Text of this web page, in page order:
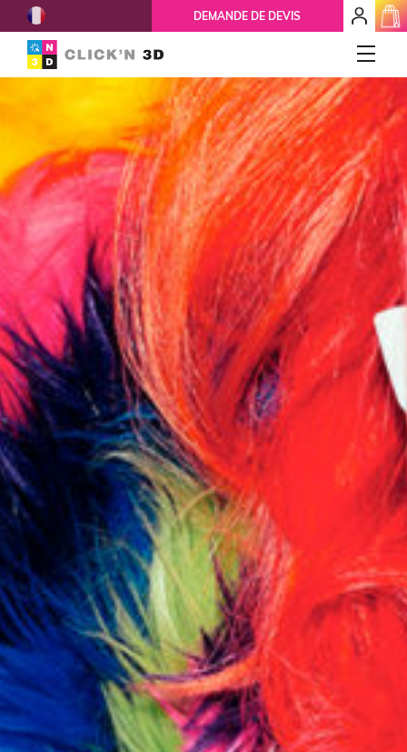
DEMANDE DE DEVIS
mon
espace
client
Accueil
Qui-sommes-nous ?
Nos services
IMPRESSIONS 3D
Réparation 3D
Prototypage
Ils nous font confiance
Blog
FAQ
Contact
French